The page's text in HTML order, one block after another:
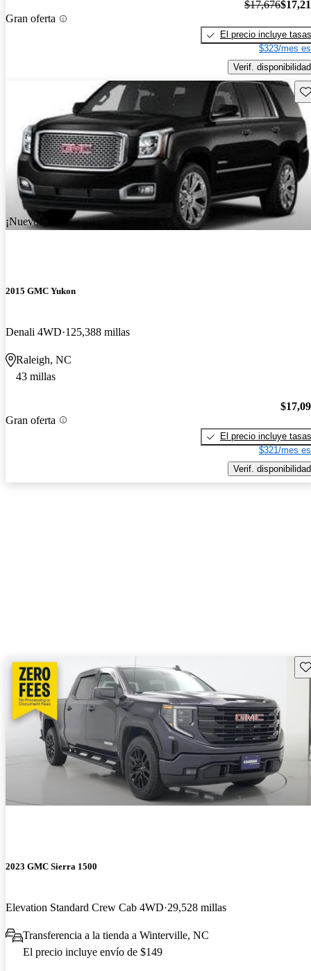
Gran oferta
$17,676
El precio incluye tasas
$323/mes
Verif. disponibilidad
¡Nuevo!
2015 GMC Yukon
Denali 4WD 125,388 millas
Raleigh, NC
43 millas
Gran oferta
El precio incluye tasas
$321/mes
Verif. disponibilidad
2023 GMC Sierra 1500
Elevation Standard Crew Cab 4WD 29,528 millas
Transferencia a la tienda a Winterville, NC
El precio incluye envío de $149